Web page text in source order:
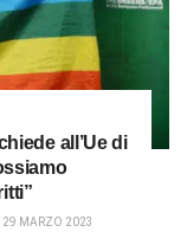
all’Ue di
29 MARZO 2023